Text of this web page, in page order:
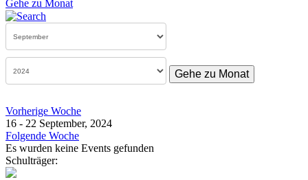
Gehe zu Monat
Gehe zu Monat
Vorherige Woche
16 - 22 September, 2024
Folgende Woche
Es wurden keine Events gefunden
Schulträger: